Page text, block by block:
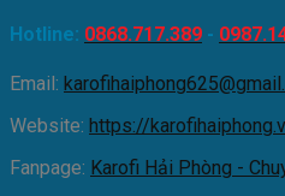
Hotline: 0868.717.389 -
Email:
Website: https://
Fanpage: Karofi Hải Phòng -